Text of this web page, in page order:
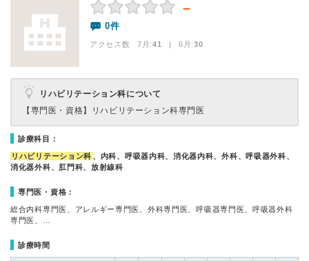
－
0件
アクセス数 7月:41 | 6月:30
リハビリテーション科について
【専門医・資格】
リハビリテーション科専門医
診療科目：
リハビリテーション科 、内科、呼吸器内科、消化器内科、外科、呼吸器外科、
消化器外科、肛門科、放射線科
専門医・資格：
総合内科専門医、アレルギー専門医、外科専門医、呼吸器専門医、呼吸器外科
専門医、…
診療時間